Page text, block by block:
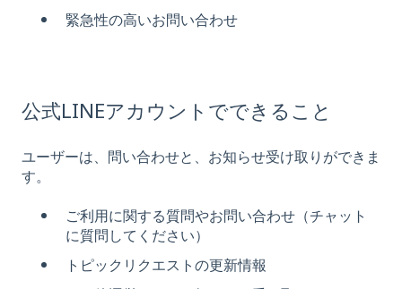
緊急性の高いお問い合わせ
公式LINEアカウントでできること
ユーザーは、問い合わせと、お知らせ受け取りができま
す。
ご利用に関する質問やお問い合わせ（チャット
に質問してください）
トピックリクエストの更新情報